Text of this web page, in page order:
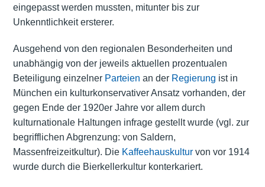
eingepasst werden mussten, mitunter bis zur
Unkenntlichkeit ersterer.
Ausgehend von den regionalen Besonderheiten und
unabhängig von der jeweils aktuellen prozentualen
Beteiligung einzelner Parteien an der Regierung ist in
München ein kulturkonservativer Ansatz vorhanden, der
gegen Ende der 1920er Jahre vor allem durch
kulturnationale Haltungen infrage gestellt wurde (vgl. zur
begrifflichen Abgrenzung: von Saldern,
Massenfreizeitkultur). Die Kaffeehauskulturvon vor 1914
wurde durch die Bierkellerkultur konterkariert.